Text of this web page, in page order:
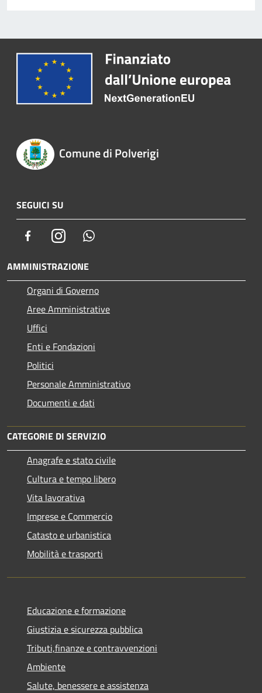
Comune di Polverigi
SEGUICI SU
FacebookInstagram
AMMINISTRAZIONE
Organi di Governo
Aree Amministrative
Uffici
Enti e Fondazioni
Politici
Personale Amministrativo
Documenti e dati
CATEGORIE DI SERVIZIO
Anagrafe e stato civile
Cultura e tempo libero
Vita lavorativa
Imprese e Commercio
Catasto e urbanistica
Mobilità e trasporti
Educazione e formazione
Giustizia e sicurezza pubblica
Tributi,finanze e contravvenzioni
Ambiente
Salute, benessere e assistenza